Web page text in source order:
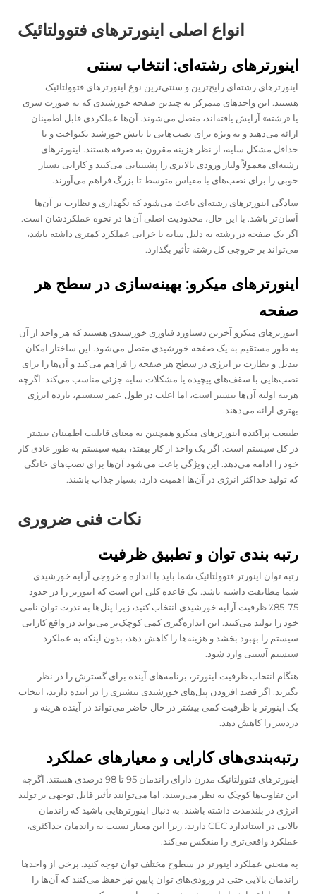
انواع اصلی اینورترهای فتوولتائیک
اینورترهای رشته‌ای: انتخاب سنتی
اینورترهای رشته‌ای رایج‌ترین و سنتی‌ترین نوع اینورترهای فتوولتائیک
هستند. این واحدهای متمرکز به چندین صفحه خورشیدی که به صورت سری
یا «رشته» آرایش یافته‌اند، متصل می‌شوند. آن‌ها عملکردی قابل اطمینان
ارائه می‌دهند و به ویژه برای نصب‌هایی با تابش خورشید یکنواخت و با
حداقل مشکل سایه، از نظر هزینه مقرون به صرفه هستند. اینورترهای
رشته‌ای معمولاً ولتاژ ورودی بالاتری را پشتیبانی می‌کنند و کارایی بسیار
خوبی را برای نصب‌های با مقیاس متوسط تا بزرگ فراهم می‌آورند.
سادگی اینورترهای رشته‌ای باعث می‌شود که نگهداری و نظارت بر آن‌ها
آسان‌تر باشد. با این حال، محدودیت اصلی آن‌ها در نحوه عملکردشان است.
اگر یک صفحه در رشته به دلیل سایه یا خرابی عملکرد کمتری داشته باشد،
می‌تواند بر خروجی کل رشته تأثیر بگذارد.
اینورترهای میکرو: بهینه‌سازی در سطح هر
صفحه
اینورترهای میکرو آخرین دستاورد فناوری خورشیدی هستند که هر واحد از آن
به طور مستقیم به یک صفحه خورشیدی متصل می‌شود. این ساختار امکان
تبدیل و نظارت بر انرژی در سطح هر صفحه را فراهم می‌کند و آن‌ها را برای
نصب‌هایی با سقف‌های پیچیده یا مشکلات سایه جزئی مناسب می‌کند. اگرچه
هزینه اولیه آن‌ها بیشتر است، اما اغلب در طول عمر سیستم، بازده انرژی
بهتری ارائه می‌دهند.
طبیعت پراکنده اینورترهای میکرو همچنین به معنای قابلیت اطمینان بیشتر
در کل سیستم است. اگر یک واحد از کار بیفتد، بقیه سیستم به طور عادی کار
خود را ادامه می‌دهد. این ویژگی باعث می‌شود آن‌ها برای نصب‌های خانگی
که تولید حداکثر انرژی در آن‌ها اهمیت دارد، بسیار جذاب باشند.
نکات فنی ضروری
رتبه بندی توان و تطبیق ظرفیت
رتبه توان اینورتر فتوولتائیک شما باید با اندازه و خروجی آرایه خورشیدی
شما مطابقت داشته باشد. یک قاعده کلی این است که اینورتر را در حدود
75-85٪ ظرفیت آرایه خورشیدی انتخاب کنید، زیرا پنل‌ها به ندرت توان نامی
خود را تولید می‌کنند. این اندازه‌گیری کمی کوچک‌تر می‌تواند در واقع کارایی
سیستم را بهبود بخشد و هزینه‌ها را کاهش دهد، بدون اینکه به عملکرد
سیستم آسیبی وارد شود.
هنگام انتخاب ظرفیت اینورتر، برنامه‌های آینده برای گسترش را در نظر
بگیرید. اگر قصد افزودن پنل‌های خورشیدی بیشتری را در آینده دارید، انتخاب
یک اینورتر با ظرفیت کمی بیشتر در حال حاضر می‌تواند در آینده هزینه و
دردسر را کاهش دهد.
رتبه‌بندی‌های کارایی و معیارهای عملکرد
اینورترهای فتوولتائیک مدرن دارای راندمان 95 تا 98 درصدی هستند. اگرچه
این تفاوت‌ها کوچک به نظر می‌رسند، اما می‌توانند تأثیر قابل توجهی بر تولید
انرژی در بلندمدت داشته باشند. به دنبال اینورترهایی باشید که راندمان
بالایی در استاندارد CEC دارند، زیرا این معیار نسبت به راندمان حداکثری،
عملکرد واقعی‌تری را منعکس می‌کند.
به منحنی عملکرد اینورتر در سطوح مختلف توان توجه کنید. برخی از واحدها
راندمان بالایی حتی در ورودی‌های توان پایین نیز حفظ می‌کنند که آن‌ها را